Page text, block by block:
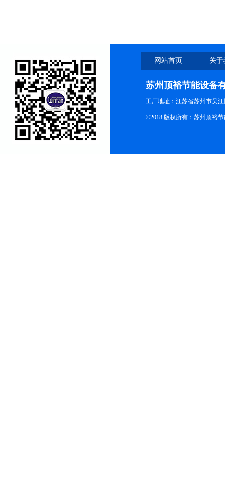
网站首页 关
苏州顶裕节能设备
工厂地址：江苏省苏州市吴
©2018 版权所有：苏州顶裕